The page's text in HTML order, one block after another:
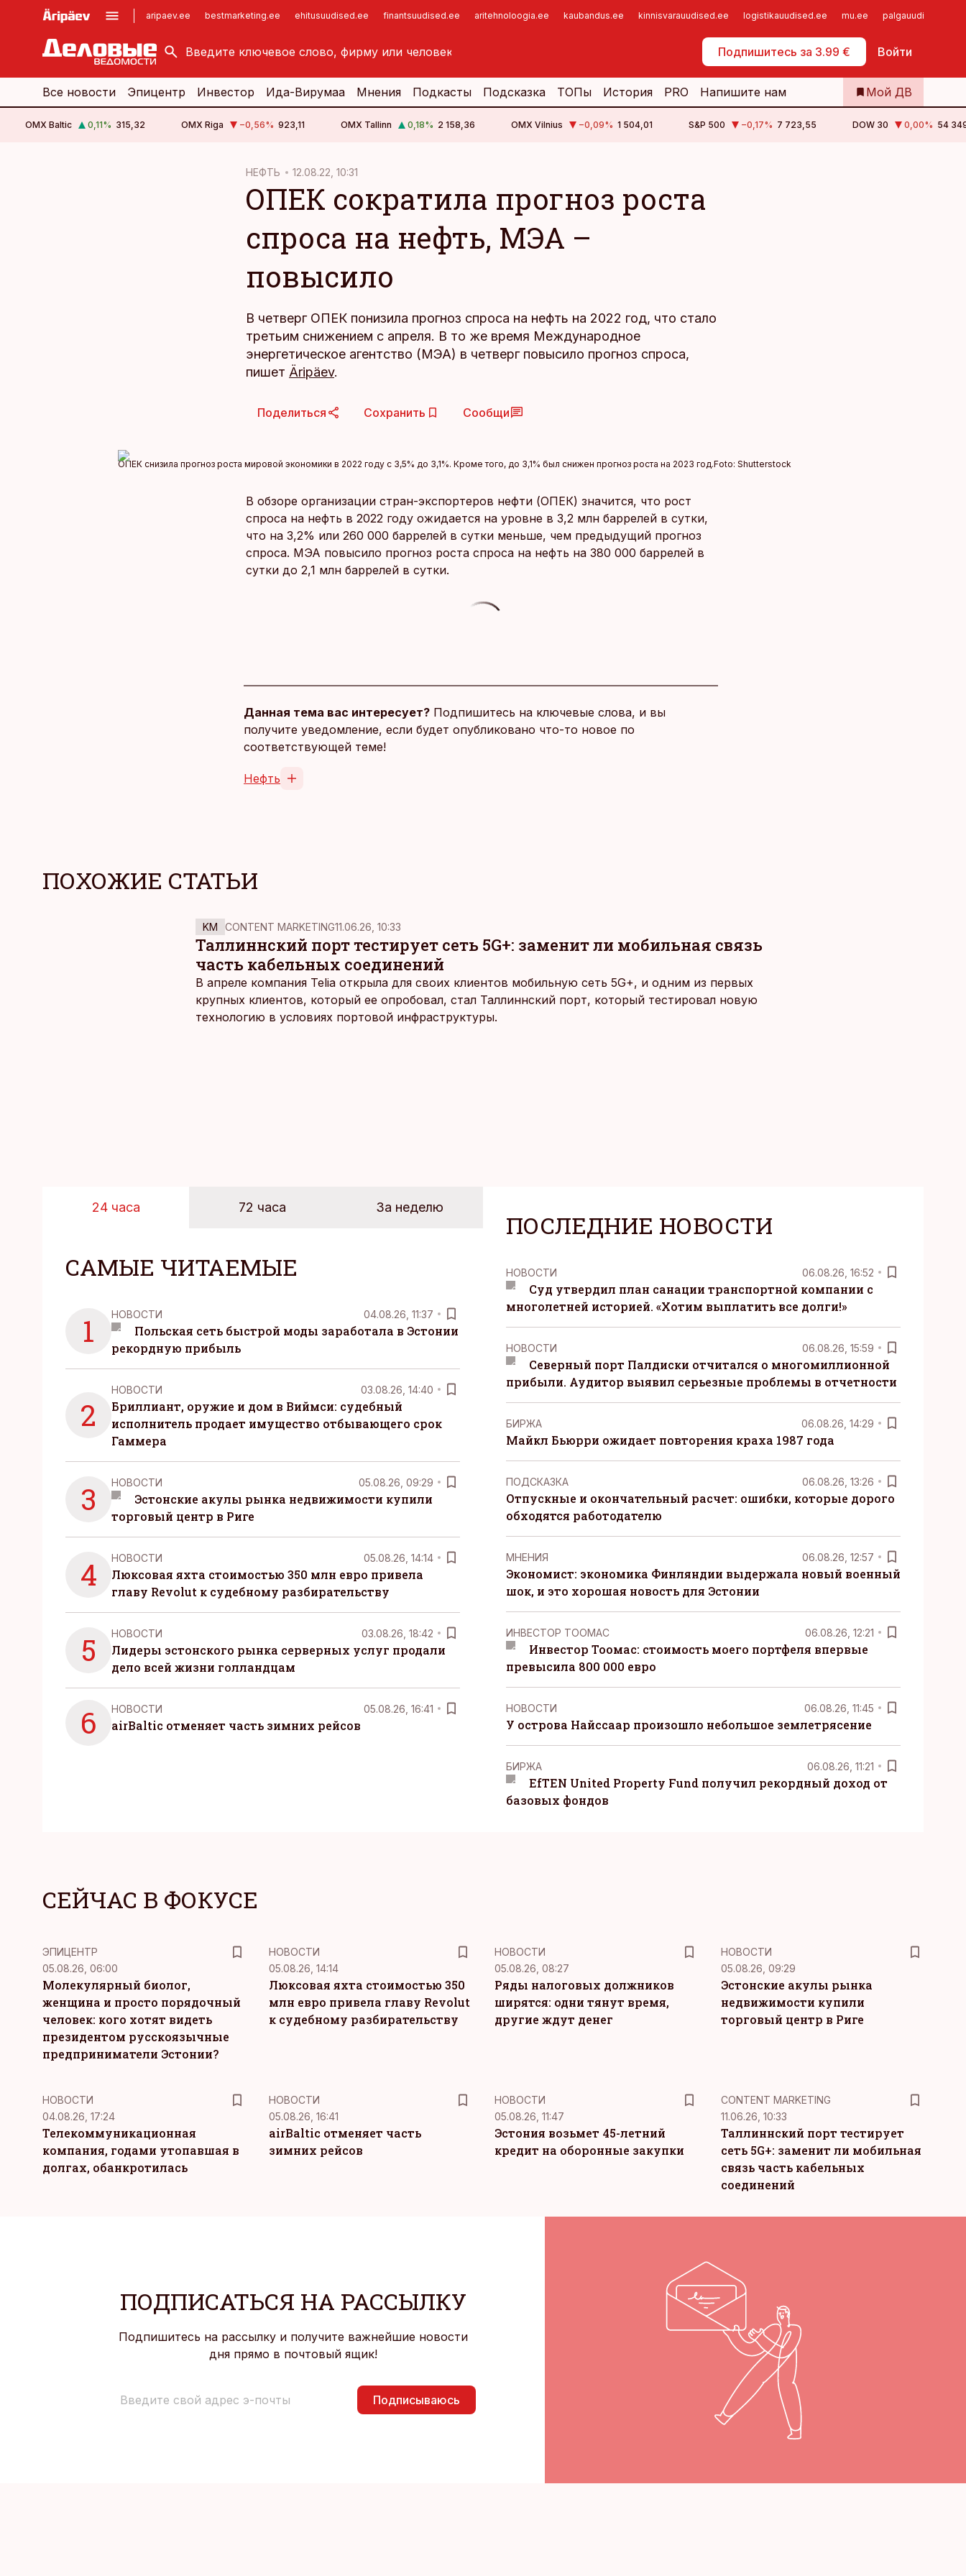
aripaev.ee bestmarketing.ee ehitusuudised.ee finantsuudised.ee aritehnoloogia.ee kaubandus.ee kinnisvarauudised.ee logistikauudised.ee mu.ee palgauudised.ee
Подпишитесь за 3.99 € Войти
kinnisvarauudised.ee
logistikauudised.ee
imelineajalugu.ee
Самообслуживание
Все новости Эпицентр Инвестор Ида-Вирумаа Мнения Подкасты Подсказка ТОПы История PRO Напишите нам Мой ДВ
OMX Baltic 0,11% 315,32 OMX Riga −0,56% 923,11 OMX Tallinn 0,18% 2 158,36 OMX Vilnius −0,09% 1 504,01 S&P 500 −0,17% 7 723,55 DOW 30 0,00% 54
НЕФТЬ 12.08.22, 10:31
ОПЕК сократила прогноз роста
спроса на нефть, МЭА –
повысило
В четверг ОПЕК понизила прогноз спроса на нефть на 2022 год, что стало
третьим снижением с апреля. В то же время Международное
энергетическое агентство (МЭА) в четверг повысило прогноз спроса,
пишет Äripäev.
Поделиться Сохранить Сообщи
ОПЕК снизила прогноз роста мировой экономики в 2022 году с 3,5% до 3,1%. Кроме того, до 3,1% был снижен прогноз роста на 2023 год.Foto: Shutterstock
В обзоре организации стран-экспортеров нефти (ОПЕК) значится, что рост
спроса на нефть в 2022 году ожидается на уровне в 3,2 млн баррелей в сутки,
что на 3,2% или 260 000 баррелей в сутки меньше, чем предыдущий прогноз
спроса. МЭА повысило прогноз роста спроса на нефть на 380 000 баррелей в
сутки до 2,1 млн баррелей в сутки.
Данная тема вас интересует? Подпишитесь на ключевые слова, и вы
получите уведомление, если будет опубликовано что-то новое по
соответствующей теме!
Нефть
ПОХОЖИЕ СТАТЬИ
KM CONTENT MARKETING11.06.26, 10:33
Таллиннский порт тестирует сеть 5G+: заменит ли мобильная связь
часть кабельных соединений
В апреле компания Telia открыла для своих клиентов мобильную сеть 5G+, и одним из первых
крупных клиентов, который ее опробовал, стал Таллиннский порт, который тестировал новую
технологию в условиях портовой инфраструктуры.
24 часа 72 часа За неделю
САМЫЕ ЧИТАЕМЫЕ
1 НОВОСТИ 04.08.26, 11:37
Польская сеть быстрой моды заработала в Эстонии
рекордную прибыль
2
НОВОСТИ 03.08.26, 14:40
Бриллиант, оружие и дом в Виймси: судебный
исполнитель продает имущество отбывающего срок
Гаммера
3 НОВОСТИ 05.08.26, 09:29
Эстонские акулы рынка недвижимости купили
торговый центр в Риге
4 НОВОСТИ 05.08.26, 14:14
Люксовая яхта стоимостью 350 млн евро привела
главу Revolut к судебному разбирательству
5 НОВОСТИ 03.08.26, 18:42
Лидеры эстонского рынка серверных услуг продали
дело всей жизни голландцам
6 НОВОСТИ 05.08.26, 16:41
airBaltic отменяет часть зимних рейсов
ПОСЛЕДНИЕ НОВОСТИ
НОВОСТИ 06.08.26, 16:52
Суд утвердил план санации транспортной компании с
многолетней историей. «Хотим выплатить все долги!»
НОВОСТИ 06.08.26, 15:59
Северный порт Палдиски отчитался о многомиллионной
прибыли. Аудитор выявил серьезные проблемы в отчетности
БИРЖА 06.08.26, 14:29
Майкл Бьюрри ожидает повторения краха 1987 года
ПОДСКАЗКА 06.08.26, 13:26
Отпускные и окончательный расчет: ошибки, которые дорого
обходятся работодателю
MНЕНИЯ 06.08.26, 12:57
Экономист: экономика Финляндии выдержала новый военный
шок, и это хорошая новость для Эстонии
ИНВЕСТОР ТООМАС 06.08.26, 12:21
Инвестор Тоомас: стоимость моего портфеля впервые
превысила 800 000 евро
НОВОСТИ 06.08.26, 11:45
У острова Найссаар произошло небольшое землетрясение
БИРЖА 06.08.26, 11:21
EfTEN United Property Fund получил рекордный доход от
базовых фондов
СЕЙЧАС В ФОКУСЕ
ЭПИЦЕНТР
05.08.26, 06:00
Молекулярный биолог,
женщина и просто порядочный
человек: кого хотят видеть
президентом русскоязычные
предприниматели Эстонии?
НОВОСТИ
05.08.26, 14:14
Люксовая яхта стоимостью 350
млн евро привела главу Revolut
к судебному разбирательству
НОВОСТИ
05.08.26, 08:27
Ряды налоговых должников
ширятся: одни тянут время,
другие ждут денег
НОВОСТИ
05.08.26, 09:29
Эстонские акулы рынка
недвижимости купили
торговый центр в Риге
НОВОСТИ
04.08.26, 17:24
Телекоммуникационная
компания, годами утопавшая в
долгах, обанкротилась
НОВОСТИ
05.08.26, 16:41
airBaltic отменяет часть
зимних рейсов
НОВОСТИ
05.08.26, 11:47
Эстония возьмет 45-летний
кредит на оборонные закупки
KM
CONTENT MARKETING
11.06.26, 10:33
Таллиннский порт тестирует
сеть 5G+: заменит ли мобильная
связь часть кабельных
соединений
ПОДПИСАТЬСЯ НА РАССЫЛКУ
Подпишитесь на рассылку и получите важнейшие новости
дня прямо в почтовый ящик!
Подписываюсь